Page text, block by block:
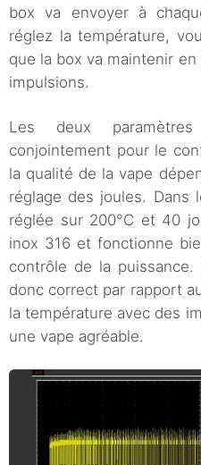
box va envoyer à
réglez la température,
que la box va maintenir
impulsions.
Les deux
conjointement pour le
la qualité de la vape
réglage des joules. Dans
réglée sur 200°C et 40
inox 316 et fonctionne
contrôle de la
donc correct par rapport
la température avec des
une vape agréable.